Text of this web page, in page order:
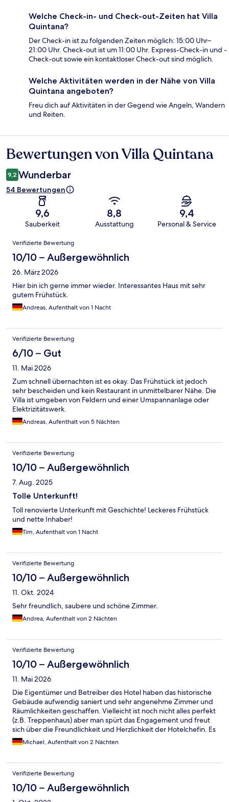
Welche Check-in- und Check-out-Zeiten hat Villa
Quintana?
Der Check-in ist zu folgenden Zeiten möglich: 15:00 Uhr–
21:00 Uhr. Check-out ist um 11:00 Uhr. Express-Check-in und -
Check-out sowie ein kontaktloser Check-out sind möglich.
Welche Aktivitäten werden in der Nähe von Villa
Quintana angeboten?
Freu dich auf Aktivitäten in der Gegend wie Angeln, Wandern
und Reiten.
Bewertungen
Bewertungen von Villa Quintana
9,2 Wunderbar
54 Bewertungen
9,6
Sauberkeit
8,8
Ausstattung
9,4
Personal & Service
Bewertungen
Verifizierte Bewertung
10/10 – Außergewöhnlich
26. März 2026
Hier bin ich gerne immer wieder. Interessantes Haus mit sehr
gutem Frühstück.
Andreas, Aufenthalt von 1 Nacht
Verifizierte Bewertung
6/10 – Gut
11. Mai 2026
Zum schnell übernachten ist es okay. Das Frühstück ist jedoch
sehr bescheiden und kein Restaurant in unmittelbarer Nähe. Die
Villa ist umgeben von Feldern und einer Umspannanlage oder
Elektrizitätswerk.
Andreas, Aufenthalt von 5 Nächten
Verifizierte Bewertung
10/10 – Außergewöhnlich
7. Aug. 2025
Tolle Unterkunft!
Toll renovierte Unterkunft mit Geschichte! Leckeres Frühstück
und nette Inhaber!
Tim, Aufenthalt von 1 Nacht
Verifizierte Bewertung
10/10 – Außergewöhnlich
11. Okt. 2024
Sehr freundlich, saubere und schöne Zimmer.
Andrea, Aufenthalt von 2 Nächten
Verifizierte Bewertung
10/10 – Außergewöhnlich
11. Mai 2026
Die Eigentümer und Betreiber des Hotel haben das historische
Gebäude aufwendig saniert und sehr angenehme Zimmer und
Räumlichkeiten geschaffen. Vielleicht ist noch nicht alles perfekt
(z.B. Treppenhaus) aber man spürt das Engagement und freut
sich über die Freundlichkeit und Herzlichkeit der Hotelchefin. Es
gibt sogar 2 Wallboxen für Elektrofahrzeuge. Vielen Dank für
den angenehmen Aufenthalt, wir kommen wieder 😉
Michael, Aufenthalt von 2 Nächten
Verifizierte Bewertung
10/10 – Außergewöhnlich